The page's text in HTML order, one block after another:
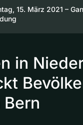
15. März 2021 –
in